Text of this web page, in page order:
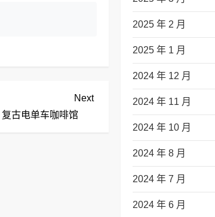
Next
Next
古电单车咖啡馆
2025 年 2 月
2025 年 1 月
2024 年 12 月
2024 年 11 月
2024 年 10 月
2024 年 8 月
2024 年 7 月
2024 年 6 月